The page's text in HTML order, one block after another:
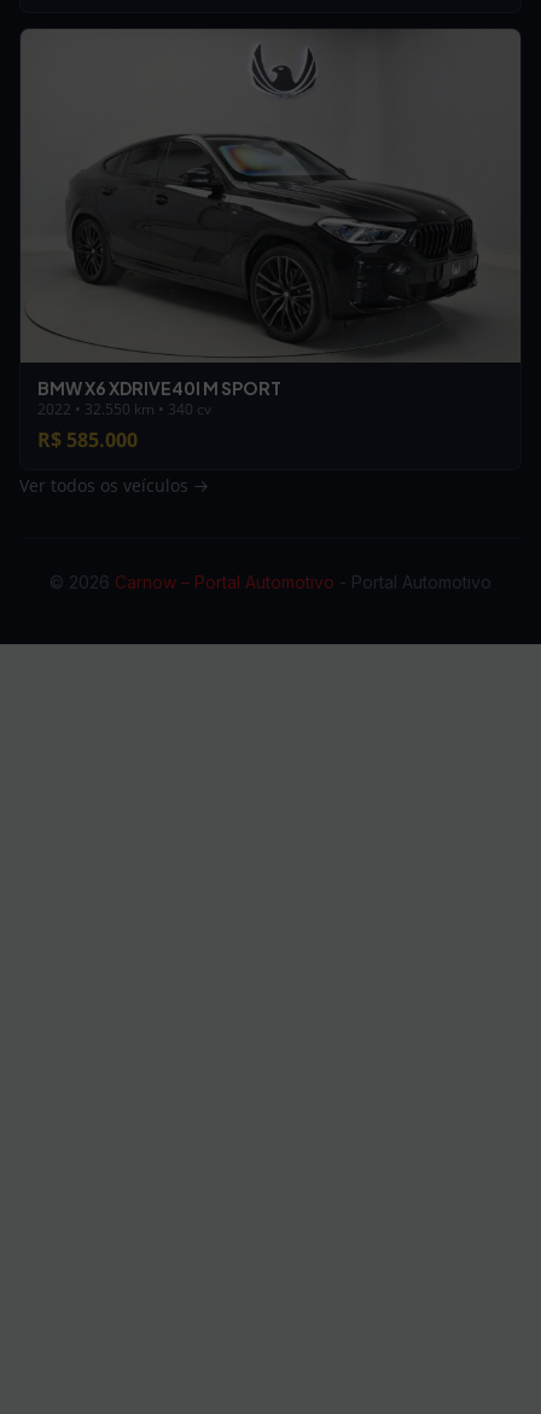
BMW X6 XDRIVE40I M SPORT
2022 • 32.550 km • 340 cv
R$ 585.000
Ver todos os veículos →
© 2026 Carnow – Portal Automotivo - Portal Automotivo